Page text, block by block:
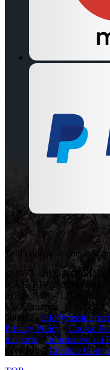
Tutti i prezzi su questo
© 1978 - 2026ROSSINI
S.A.S. P.IVA:
n. Rea: MB – 1210641
Via Comasina, 11 -
900912 -
Privacy Policy -Cookie
trasporto - Informativa sui
Credits by: Creative